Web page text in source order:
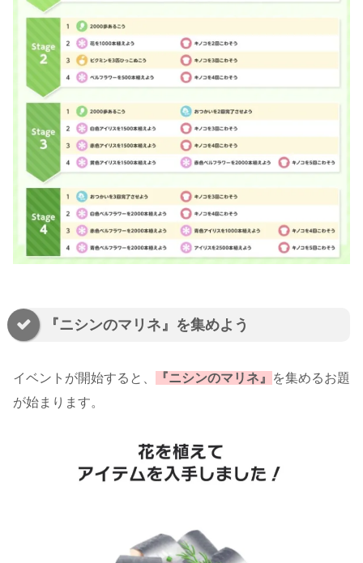
『ニシンのマリネ』を集めよう
イベントが開始すると、 『ニシンのマリネ』
を集めるお題
が始まります。